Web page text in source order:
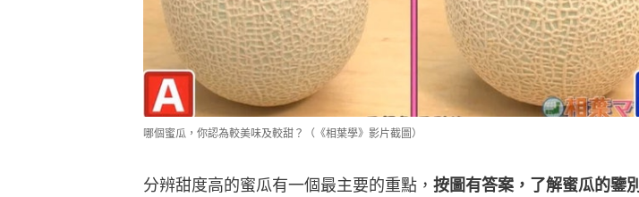
哪個蜜瓜，你認為較美味及較甜？（《相葉學》影片截圖）
分辨甜度高的蜜瓜有一個最主要的重點， 按圖有答案，了解蜜瓜的鑒別